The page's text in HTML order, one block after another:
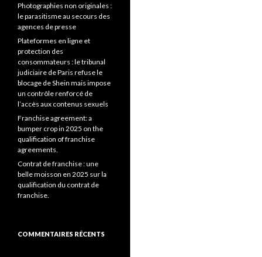
Photographies non originales :
le parasitisme au secours des
agences de presse
Plateformes en ligne et
protection des
consommateurs : le tribunal
judiciaire de Paris refuse le
blocage de Shein mais impose
un contrôle renforcé de
l’accès aux contenus sexuels
Franchise agreement: a
bumper crop in 2025 on the
qualification of franchise
agreements.
Contrat de franchise : une
belle moisson en 2025 sur la
qualification du contrat de
franchise.
COMMENTAIRES RÉCENTS